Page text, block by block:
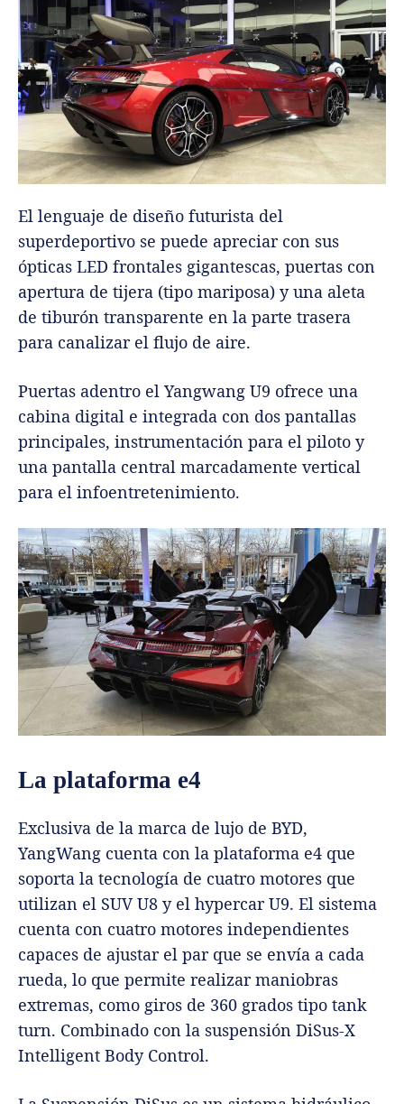
El lenguaje de diseño futurista del
superdeportivo se puede apreciar con sus
ópticas LED frontales gigantescas, puertas con
apertura de tijera (tipo mariposa) y una aleta
de tiburón transparente en la parte trasera
para canalizar el flujo de aire.
Puertas adentro el Yangwang U9 ofrece una
cabina digital e integrada con dos pantallas
principales, instrumentación para el piloto y
una pantalla central marcadamente vertical
para el infoentretenimiento.
La plataforma e4
Exclusiva de la marca de lujo de BYD,
YangWang cuenta con la plataforma e4 que
soporta la tecnología de cuatro motores que
utilizan el SUV U8 y el hypercar U9. El sistema
cuenta con cuatro motores independientes
capaces de ajustar el par que se envía a cada
rueda, lo que permite realizar maniobras
extremas, como giros de 360 grados tipo tank
turn. Combinado con la suspensión DiSus-X
Intelligent Body Control.